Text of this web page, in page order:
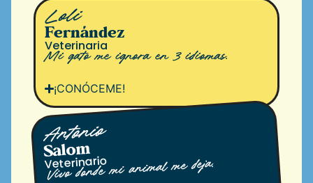
Loli
Fernández
Veterinaria
Mi gato me ignora en 3 idiomas.
¡CONÓCEME!
Antonio
Salom
Veterinario
Vivo donde mi animal me deja.